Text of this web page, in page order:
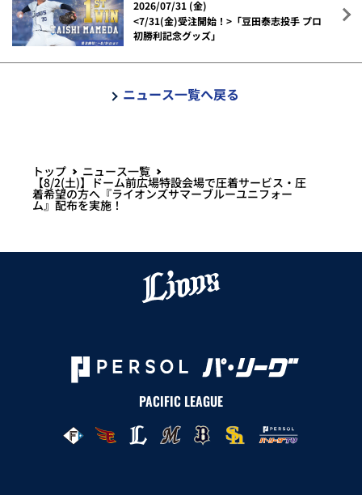
2026/07/31 (金)
<7/31(金)受注開始！>「豆田泰志投手 プロ
初勝利記念グッズ」
ニュース一覧へ戻る
トップ ニュース一覧
【8/2(土)】ドーム前広場特設会場で圧着サービス・圧
着希望の方へ『ライオンズサマーブルーユニフォー
ム』配布を実施！
PACIFIC LEAGUE